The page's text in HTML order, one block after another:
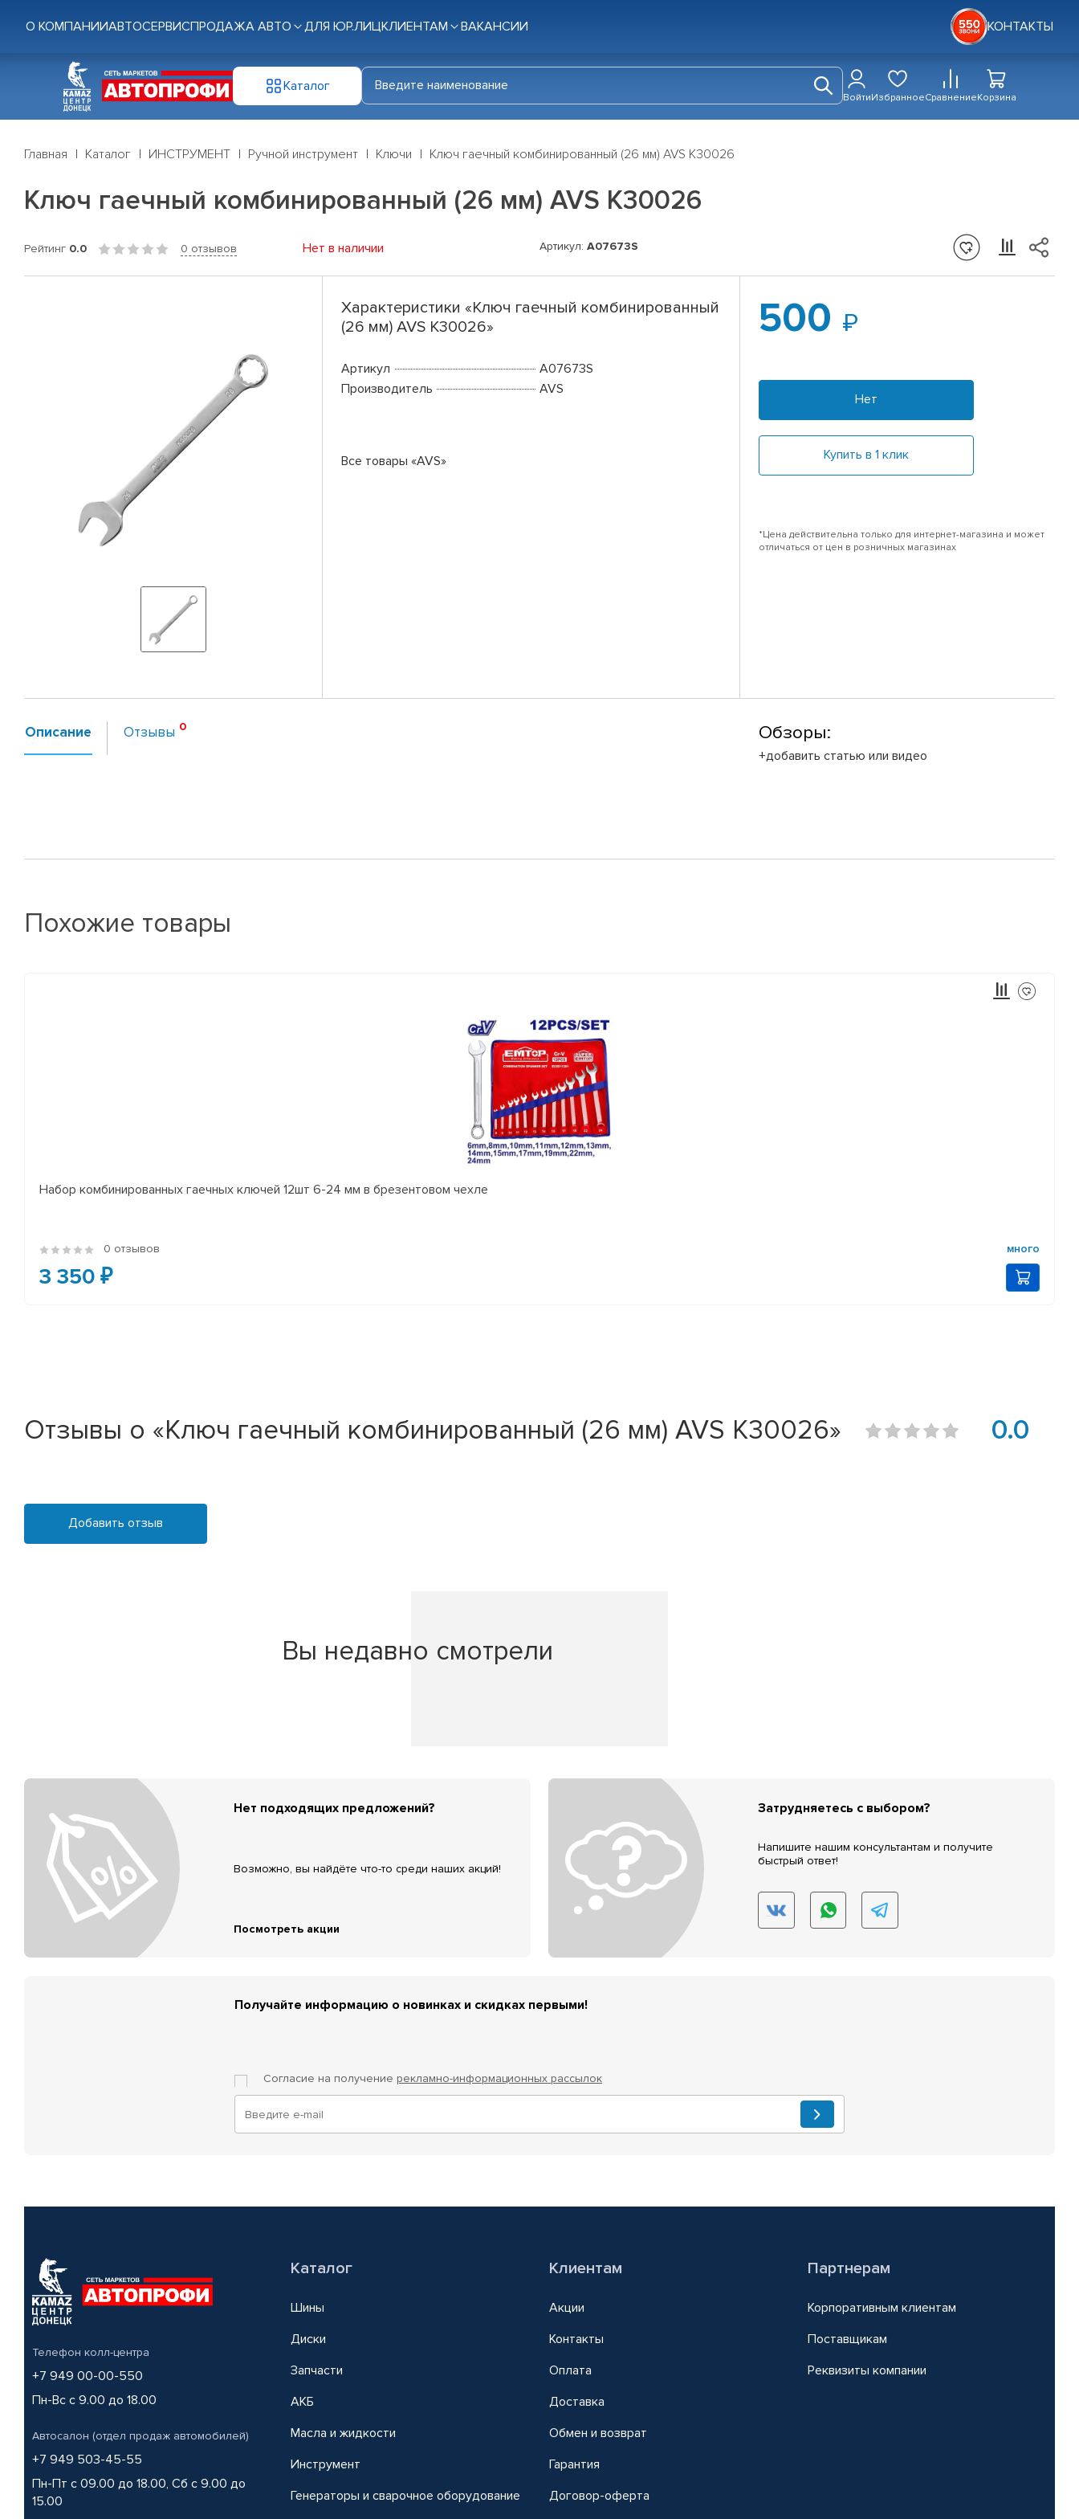
О КОМПАНИИАВТОСЕРВИСПРОДАЖА АВТО ДЛЯ ЮР.ЛИЦКЛИЕНТАМ ВАКАНСИИ КОНТАКТЫ
Каталог
ВойтиИзбранноеСравнениеКорзина
Главная Каталог ИНСТРУМЕНТ Ручной инструмент Ключи Ключ гаечный комбинированный (26 мм) AVS K30026
Ключ гаечный комбинированный (26 мм) AVS K30026
Рейтинг 0.0 0 отзывов Нет в наличии Артикул: A07673S
Характеристики «Ключ гаечный комбинированный
(26 мм) AVS K30026»
Артикул
A07673S
Производитель
AVS
Все товары «AVS»
500
Нет
Купить в 1 клик
*Цена действительна только для интернет-магазина и может
отличаться от цен в розничных магазинах
Описание Отзывы Обзоры:
+добавить статью или видео
Похожие товары
Набор комбинированных гаечных ключей 12шт 6-24 мм в брезентовом чехле
0 отзывов много
3 350 ₽
Отзывы о «Ключ гаечный комбинированный (26 мм) AVS K30026» 0.0
Добавить отзыв
Вы недавно смотрели
Нет подходящих предложений?
Возможно, вы найдёте что-то среди наших акций!
Посмотреть акции
Затрудняетесь с выбором?
Напишите нашим консультантам и получите
быстрый ответ!
Получайте информацию о новинках и скидках первыми!
Согласие на получение рекламно-информационных рассылок
Телефон колл-центра
+7 949 00-00-550
Пн-Вс с 9.00 до 18.00
Автосалон (отдел продаж автомобилей)
+7 949 503-45-55
Пн-Пт с 09.00 до 18.00, Сб с 9.00 до
15.00
Каталог
Шины
Диски
Запчасти
АКБ
Масла и жидкости
Инструмент
Генераторы и сварочное оборудование
Клиентам
Акции
Контакты
Оплата
Доставка
Обмен и возврат
Гарантия
Договор-оферта
Партнерам
Корпоративным клиентам
Поставщикам
Реквизиты компании